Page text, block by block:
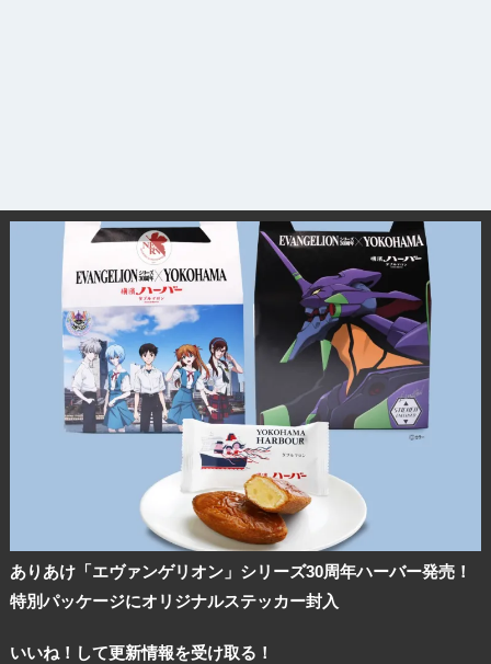
ありあけ「エヴァンゲリオン」シリーズ30周年ハーバー発売！
特別パッケージにオリジナルステッカー封入
いいね！して更新情報を受け取る！